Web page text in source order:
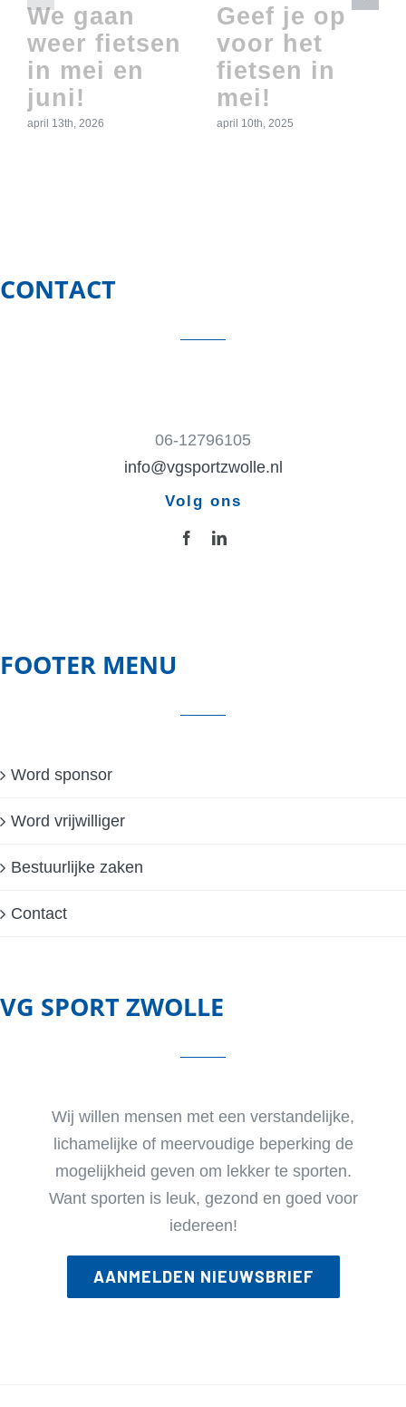
We gaan
weer fietsen
in mei en
juni!
april 13th, 2026
Geef je op
voor het
fietsen in
mei!
april 10th, 2025
CONTACT
06-12796105
info@vgsportzwolle.nl
Volg ons
FOOTER MENU
Word sponsor
Word vrijwilliger
Bestuurlijke zaken
Contact
VG SPORT ZWOLLE
Wij willen mensen met een verstandelijke,
lichamelijke of meervoudige beperking de
mogelijkheid geven om lekker te sporten.
Want sporten is leuk, gezond en goed voor
iedereen!
AANMELDEN NIEUWSBRIEF